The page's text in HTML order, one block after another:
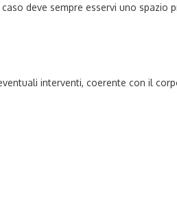
deve sempre esservi uno spazio
interventi, coerente con il